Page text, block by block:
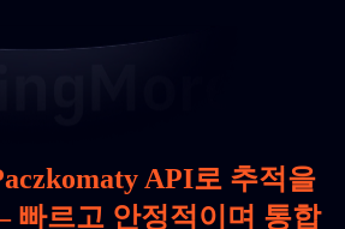
API로 추적을
빠르고 안정적이며 통합